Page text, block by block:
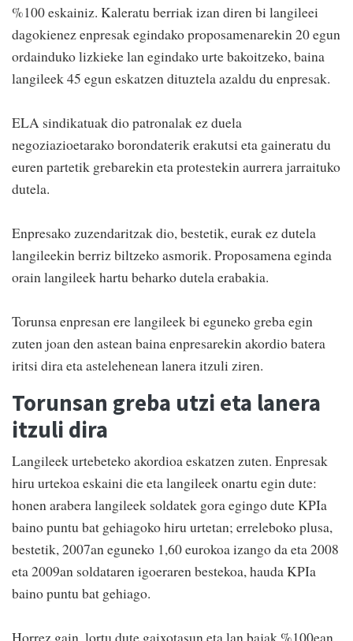
%100 eskainiz. Kaleratu berriak izan diren bi langileei
dagokienez enpresak egindako proposamenarekin 20 egun
ordainduko lizkieke lan egindako urte bakoitzeko, baina
langileek 45 egun eskatzen dituztela azaldu du enpresak.
ELA sindikatuak dio patronalak ez duela
negoziazioetarako borondaterik erakutsi eta gaineratu du
euren partetik grebarekin eta protestekin aurrera jarraituko
dutela.
Enpresako zuzendaritzak dio, bestetik, eurak ez dutela
langileekin berriz biltzeko asmorik. Proposamena eginda
orain langileek hartu beharko dutela erabakia.
Torunsa enpresan ere langileek bi eguneko greba egin
zuten joan den astean baina enpresarekin akordio batera
iritsi dira eta astelehenean lanera itzuli ziren.
Torunsan greba utzi eta lanera
itzuli dira
Langileek urtebeteko akordioa eskatzen zuten. Enpresak
hiru urtekoa eskaini die eta langileek onartu egin dute:
honen arabera langileek soldatek gora egingo dute KPIa
baino puntu bat gehiagoko hiru urtetan; erreleboko plusa,
bestetik, 2007an eguneko 1,60 eurokoa izango da eta 2008
eta 2009an soldataren igoeraren bestekoa, hauda KPIa
baino puntu bat gehiago.